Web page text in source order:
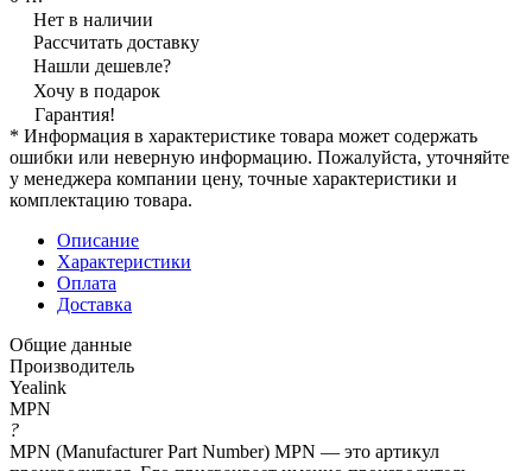
Нет в наличии
Рассчитать доставку
Нашли дешевле?
Хочу в подарок
Гарантия!
* Информация в характеристике товара может содержать
ошибки или неверную информацию. Пожалуйста, уточняйте
у менеджера компании цену, точные характеристики и
комплектацию товара.
Описание
Характеристики
Оплата
Доставка
Общие данные
Производитель
Yealink
MPN
?
MPN (Manufacturer Part Number) MPN — это артикул